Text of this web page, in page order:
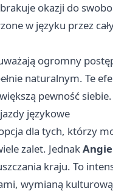
okazji do
w języku przez
ogromny
naturalnym. Te
pewność siebie.
językowe
dla tych, którzy
zalet. Jednak
kraju. To
wymianą